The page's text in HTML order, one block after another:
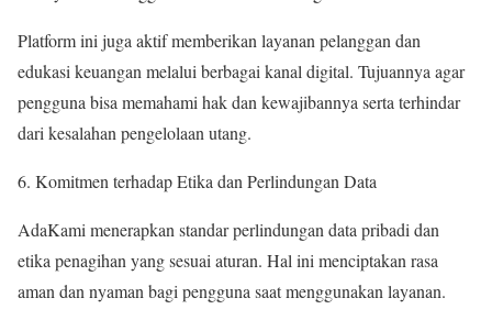
Platform ini juga aktif memberikan layanan pelanggan dan
edukasi keuangan melalui berbagai kanal digital. Tujuannya agar
pengguna bisa memahami hak dan kewajibannya serta terhindar
dari kesalahan pengelolaan utang.
Komitmen terhadap Etika dan Perlindungan Data
AdaKami menerapkan standar perlindungan data pribadi dan
etika penagihan yang sesuai aturan. Hal ini menciptakan rasa
aman dan nyaman bagi pengguna saat menggunakan layanan.